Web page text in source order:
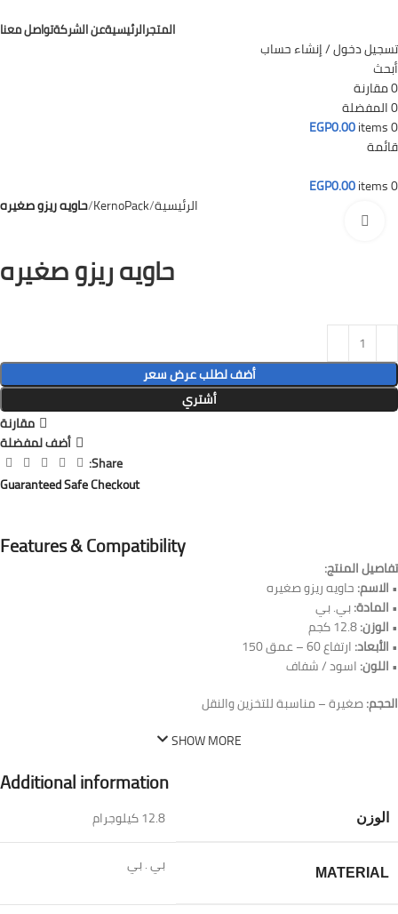
المتجرالرئيسيةعن الشركةتواصل معنا
تسجيل دخول / إنشاء حساب
أبحث
0مقارنة
0المفضلة
0
items
EGP0.00
قائمة
0
items
EGP0.00
الرئيسية KernoPack حاويه ريزو صغيره
حاويه ريزو صغيره
أضف لطلب عرض سعر
أشتري
مقارنة
أضف لمفضلة
Share:
Guaranteed Safe Checkout
Features & Compatibility
تفاصيل المنتج:
•الاسم:حاويه ريزو صغيره
•المادة:بي. بي
•الوزن:
•الأبعاد:ارتفاع 60 – عمق 150
•اللون:اسود / شفاف
الحجم:صغيرة – مناسبة للتخزين والنقل
SHOW MORE
Additional information
الوزن 12.8 كيلوجرام
MATERIAL بي . بي